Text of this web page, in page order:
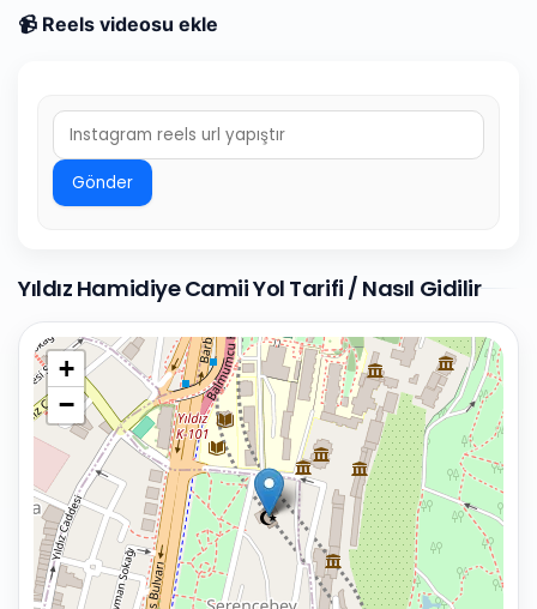
📹 Reels videosu ekle
Gönder
Yıldız Hamidiye Camii Yol Tarifi / Nasıl Gidilir
+
−